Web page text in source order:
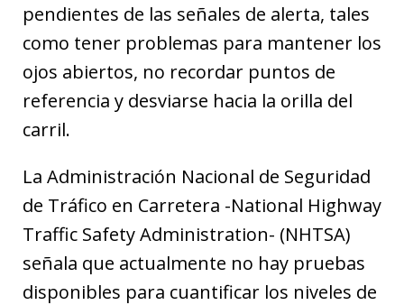
pendientes de las señales de alerta, tales
como tener problemas para mantener los
ojos abiertos, no recordar puntos de
referencia y desviarse hacia la orilla del
carril.
La Administración Nacional de Seguridad
de Tráfico en Carretera -National Highway
Traffic Safety Administration- (NHTSA)
señala que actualmente no hay pruebas
disponibles para cuantificar los niveles de